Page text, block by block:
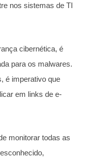
nos sistemas de TI
cibernética, é
para os malwares.
é imperativo que
em links de e-
monitorar todas as